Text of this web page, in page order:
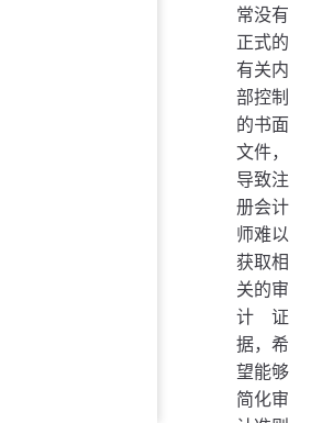
常没有
正式的
有关内
部控制
的书面
文件，
导致注
册会计
师难以
获取相
关的审
计证
据，希
望能够
简化审